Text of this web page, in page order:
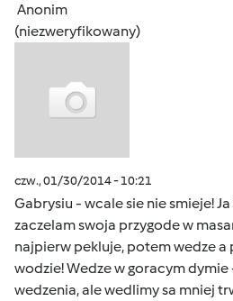
Anonim
(niezweryfikowany)
czw., 01/30/2014 - 10:21
Gabrysiu - wcale sie nie smieje!
zaczelam swoja przygode w
najpierw pekluje, potem wedze a
wodzie! Wedze w goracym
wedzenia, ale wedlimy sa mniej